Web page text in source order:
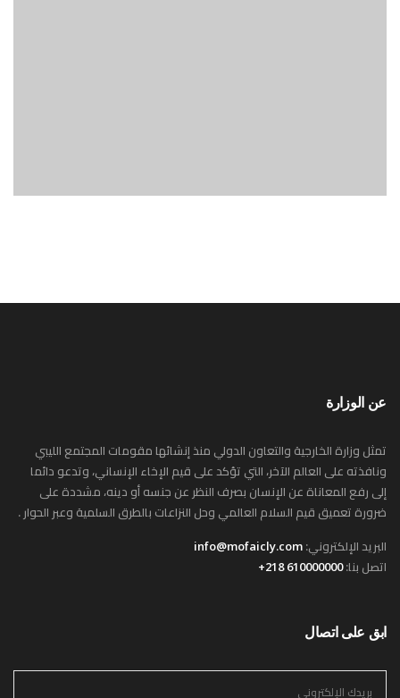
عن الوزارة
تمثل وزارة الخارجية والتعاون الدولي منذ إنشائها مقومات المجتمع الليبي
ونافذته على العالم الآخر، التي تؤكد على قيم الإخاء الإنساني، وتدعو دائما
إلى رفع المعاناة عن الإنسان بصرف النظر عن جنسه أو دينه، مشددة على
ضرورة تعميق قيم السلام العالمي وحل النزاعات بالطرق السلمية وعبر الحوار .
البريد الإلكتروني: info@mofaicly.com
اتصل بنا:610000000 218+
ابق على اتصال